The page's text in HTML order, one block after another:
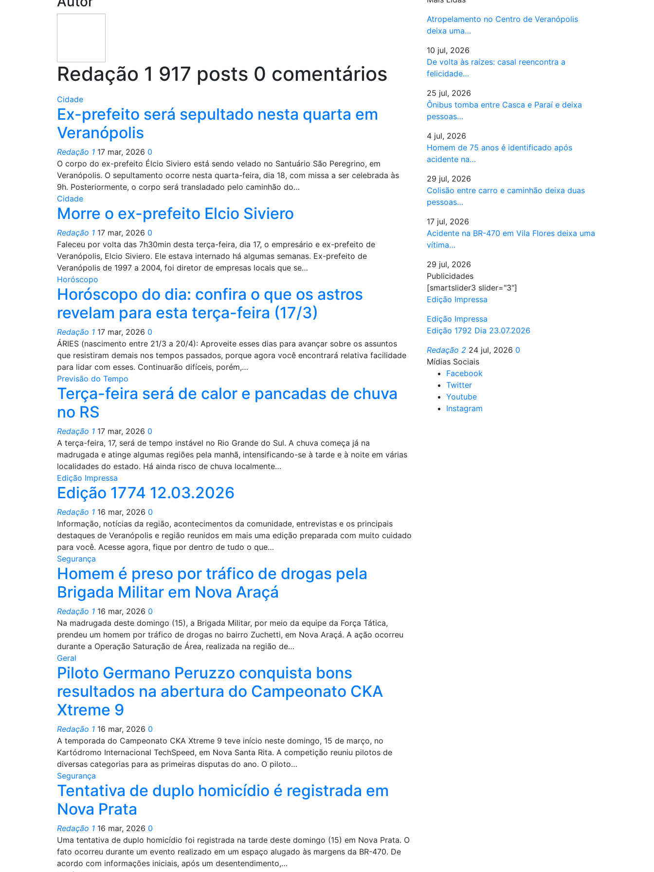
Redação 1 917 posts 0 comentários
Cidade
Ex-prefeito será sepultado nesta quarta em
Veranópolis
Redação 1 17 mar, 2026 0
O corpo do ex-prefeito Élcio Siviero está sendo velado no Santuário São Peregrino, em
Veranópolis. O sepultamento ocorre nesta quarta-feira, dia 18, com missa a ser celebrada às
9h. Posteriormente, o corpo será transladado pelo caminhão do…
Cidade
Morre o ex-prefeito Elcio Siviero
Redação 1 17 mar, 2026 0
Faleceu por volta das 7h30min desta terça-feira, dia 17, o empresário e ex-prefeito de
Veranópolis, Elcio Siviero. Ele estava internado há algumas semanas. Ex-prefeito de
Veranópolis de 1997 a 2004, foi diretor de empresas locais que se…
Horóscopo
Horóscopo do dia: confira o que os astros
revelam para esta terça-feira (17/3)
Redação 1 17 mar, 2026 0
ÁRIES (nascimento entre 21/3 a 20/4): Aproveite esses dias para avançar sobre os assuntos
que resistiram demais nos tempos passados, porque agora você encontrará relativa facilidade
para lidar com esses. Continuarão difíceis, porém,…
Previsão do Tempo
Terça-feira será de calor e pancadas de chuva
no RS
Redação 1 17 mar, 2026 0
A terça-feira, 17, será de tempo instável no Rio Grande do Sul. A chuva começa já na
madrugada e atinge algumas regiões pela manhã, intensificando-se à tarde e à noite em várias
localidades do estado. Há ainda risco de chuva localmente…
Edição Impressa
Edição 1774 12.03.2026
Redação 1 16 mar, 2026 0
Informação, notícias da região, acontecimentos da comunidade, entrevistas e os principais
destaques de Veranópolis e região reunidos em mais uma edição preparada com muito cuidado
para você. Acesse agora, fique por dentro de tudo o que…
Segurança
Homem é preso por tráfico de drogas pela
Brigada Militar em Nova Araçá
Redação 1 16 mar, 2026 0
Na madrugada deste domingo (15), a Brigada Militar, por meio da equipe da Força Tática,
prendeu um homem por tráfico de drogas no bairro Zuchetti, em Nova Araçá. A ação ocorreu
durante a Operação Saturação de Área, realizada na região de…
Geral
Piloto Germano Peruzzo conquista bons
resultados na abertura do Campeonato CKA
Xtreme 9
Redação 1 16 mar, 2026 0
A temporada do Campeonato CKA Xtreme 9 teve início neste domingo, 15 de março, no
Kartódromo Internacional TechSpeed, em Nova Santa Rita. A competição reuniu pilotos de
diversas categorias para as primeiras disputas do ano. O piloto…
Segurança
Tentativa de duplo homicídio é registrada em
Nova Prata
Redação 1 16 mar, 2026 0
Uma tentativa de duplo homicídio foi registrada na tarde deste domingo (15) em Nova Prata. O
fato ocorreu durante um evento realizado em um espaço alugado às margens da BR-470. De
acordo com informações iniciais, após um desentendimento,…
Atropelamento no Centro de Veranópolis
deixa uma…
10 jul, 2026
De volta às raízes: casal reencontra a
felicidade…
25 jul, 2026
Ônibus tomba entre Casca e Paraí e deixa
pessoas…
4 jul, 2026
Homem de 75 anos é identificado após
acidente na…
29 jul, 2026
Colisão entre carro e caminhão deixa duas
pessoas…
17 jul, 2026
Acidente na BR-470 em Vila Flores deixa uma
vítima…
29 jul, 2026
Publicidades
[smartslider3 slider="3"]
Edição Impressa
Edição Impressa
Edição 1792 Dia 23.07.2026
Redação 2 24 jul, 2026 0
Mídias Sociais
Facebook
Twitter
Youtube
Instagram